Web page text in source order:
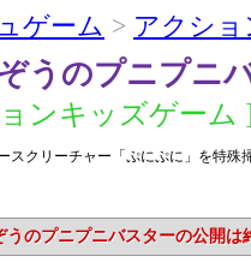
ゲーム > アクショ
うのプニプニ
ンキッズゲーム
スクリーチャー「ぷにぷに」を特殊
うのプニプニバスターの公開は